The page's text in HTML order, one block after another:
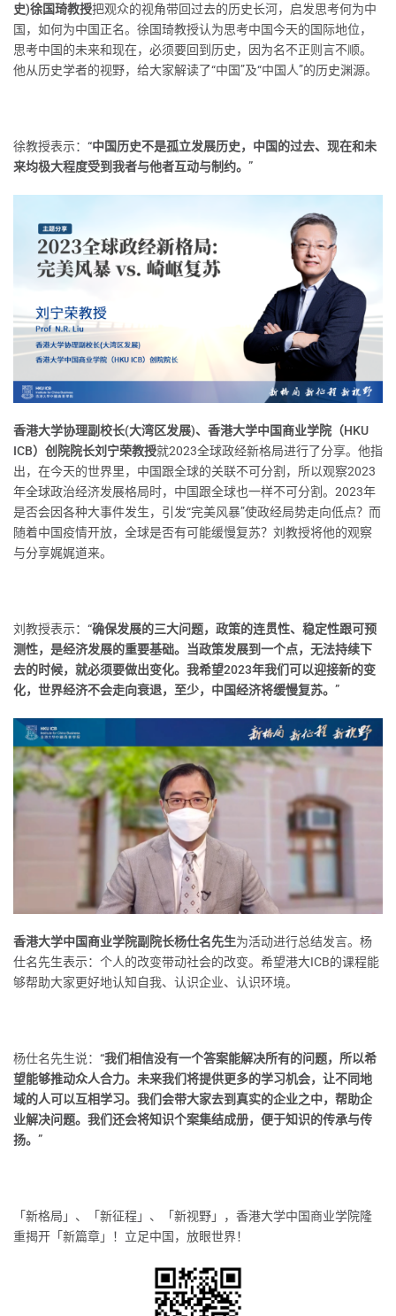
史)徐国琦教授把观众的视角带回过去的历史长河，启发思考何为中
国，如何为中国正名。徐国琦教授认为思考中国今天的国际地位，
思考中国的未来和现在，必须要回到历史，因为名不正则言不顺。
他从历史学者的视野，给大家解读了“中国”及“中国人”的历史渊源。
徐教授表示： “中国历史不是孤立发展历史，中国的过去、现在和未
来均极大程度受到我者与他者互动与制约。”
香港大学协理副校长(大湾区发展)、香港大学中国商业学院（HKU
ICB）创院院长刘宁荣教授就2023全球政经新格局进行了分享。他指
出，在今天的世界里，中国跟全球的关联不可分割，所以观察2023
年全球政治经济发展格局时，中国跟全球也一样不可分割。2023年
是否会因各种大事件发生，引发“完美风暴”使政经局势走向低点？而
随着中国疫情开放，全球是否有可能缓慢复苏？刘教授将他的观察
与分享娓娓道来。
刘教授表示： “确保发展的三大问题，政策的连贯性、稳定性跟可预
测性，是经济发展的重要基础。当政策发展到一个点，无法持续下
去的时候，就必须要做出变化。我希望2023年我们可以迎接新的变
化，世界经济不会走向衰退，至少，中国经济将缓慢复苏。”
香港大学中国商业学院副院长杨仕名先生为活动进行总结发言。杨
仕名先生表示：个人的改变带动社会的改变。希望港大ICB的课程能
够帮助大家更好地认知自我、认识企业、认识环境。
杨仕名先生说： “我们相信没有一个答案能解决所有的问题，所以希
望能够推动众人合力。未来我们将提供更多的学习机会，让不同地
域的人可以互相学习。我们会带大家去到真实的企业之中，帮助企
业解决问题。我们还会将知识个案集结成册，便于知识的传承与传
扬。”
「新格局」、「新征程」、「新视野」，香港大学中国商业学院隆
重揭开「新篇章」！立足中国，放眼世界！